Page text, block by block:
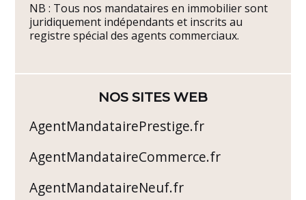
NB : Tous nos mandataires en immobilier sont
juridiquement indépendants et inscrits au
registre spécial des agents commerciaux.
NOS SITES WEB
AgentMandatairePrestige.fr
AgentMandataireCommerce.fr
AgentMandataireNeuf.fr